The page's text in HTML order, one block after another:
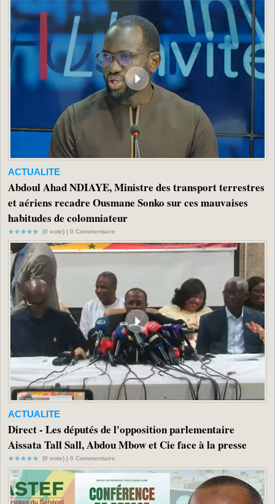
ACTUALITE
Abdoul Ahad NDIAYE, Ministre des transport terrestres
et aériens recadre Ousmane Sonko sur ces mauvaises
habitudes de colomniateur
(0 vote) | 0 Commentaire
ACTUALITE
Direct - Les députés de l'opposition parlementaire
Aissata Tall Sall, Abdou Mbow et Cie face à la presse
(0 vote) | 0 Commentaire